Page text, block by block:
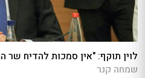
לוין תוקף: "אין סמכות להדיח שר
שמחה קנר